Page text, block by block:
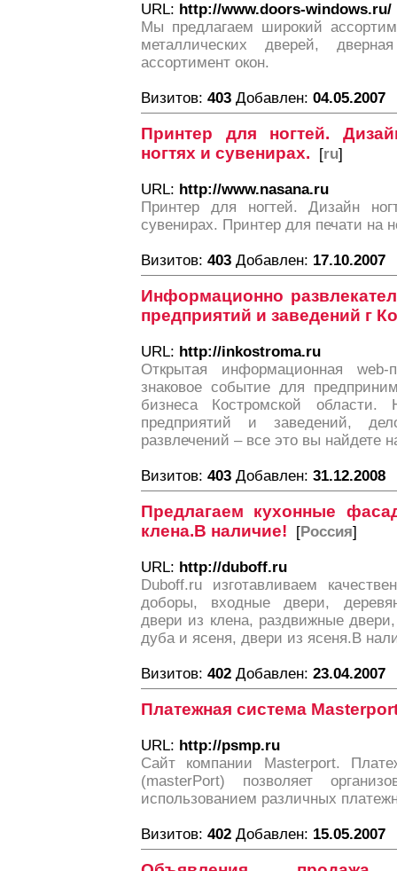
URL: http://www.doors-windows.ru/
Мы предлагаем широкий
металлических дверей,
ассортимент окон.
Визитов: 403 Добавлен: 04.05.2007
Принтер для ногтей.
ногтях и сувенирах. [ru]
URL: http://www.nasana.ru
Принтер для ногтей. Дизайн
сувенирах. Принтер для печати на
Визитов: 403 Добавлен: 17.10.2007
Информационно
предприятий и заведений г
URL: http://inkostroma.ru
Открытая информационная
знаковое событие для
бизнеса Костромской области.
предприятий и заведений,
развлечений – все это вы найдете
Визитов: 403 Добавлен: 31.12.2008
Предлагаем кухонные
клена.В наличие! [Россия]
URL: http://duboff.ru
Duboff.ru изготавливаем
доборы, входные двери,
двери из клена, раздвижные
дуба и ясеня, двери из ясеня.В
Визитов: 402 Добавлен: 23.04.2007
Платежная система
URL: http://psmp.ru
Сайт компании Masterport.
(masterPort) позволяет
использованием различных
Визитов: 402 Добавлен: 15.05.2007